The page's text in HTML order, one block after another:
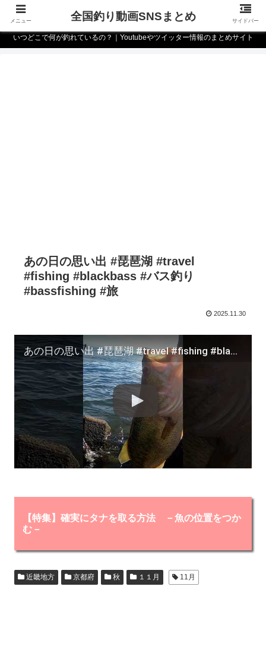
いつどこで何が釣れているの？｜Youtubeやツイッター情報のまとめサイト
あの日の思い出 #琵琶湖 #travel
#fishing #blackbass #バス釣り
#bassfishing #旅
2025.11.30
あの日の思い出 #琵琶湖 #travel #fishing #blackbass #バス釣り #bassfishing #旅
【特集】確実にタナを取る方法 －魚の位置をつか
む－
近畿地方 京都府 秋 １１月 11月
メニュー 全国釣り動画SNSまとめ サイドバー